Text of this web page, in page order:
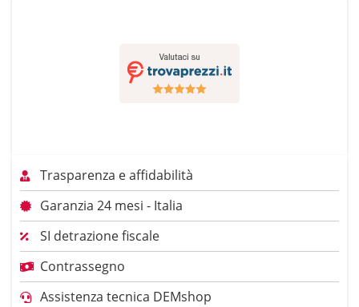
Trasparenza e affidabilità
Garanzia 24 mesi - Italia
SI detrazione fiscale
Contrassegno
Assistenza tecnica DEMshop